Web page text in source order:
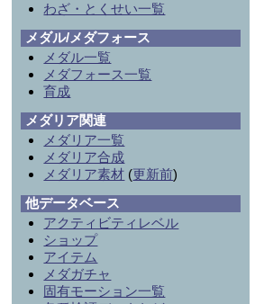
わざ・とくせい一覧
メダル/メダフォース
メダル一覧
メダフォース一覧
育成
メダリア関連
メダリア一覧
メダリア合成
メダリア素材 (更新前)
他データベース
アクティビティレベル
ショップ
アイテム
メダガチャ
固有モーション一覧